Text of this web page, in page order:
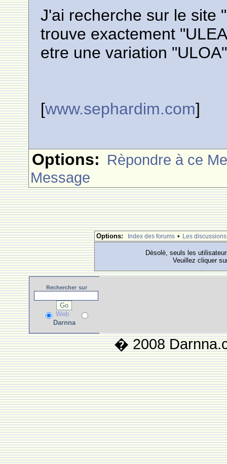
J'ai recherche sur le site
trouve exactement
etre une variation
[www.sephardim.com]
Options: Rèpondre à ce
Message
Options: Index des forums • Les discussions
Dèsolè, seuls les
Veuillez cliquer
Rechercher sur
Web
Darnna
� 2008